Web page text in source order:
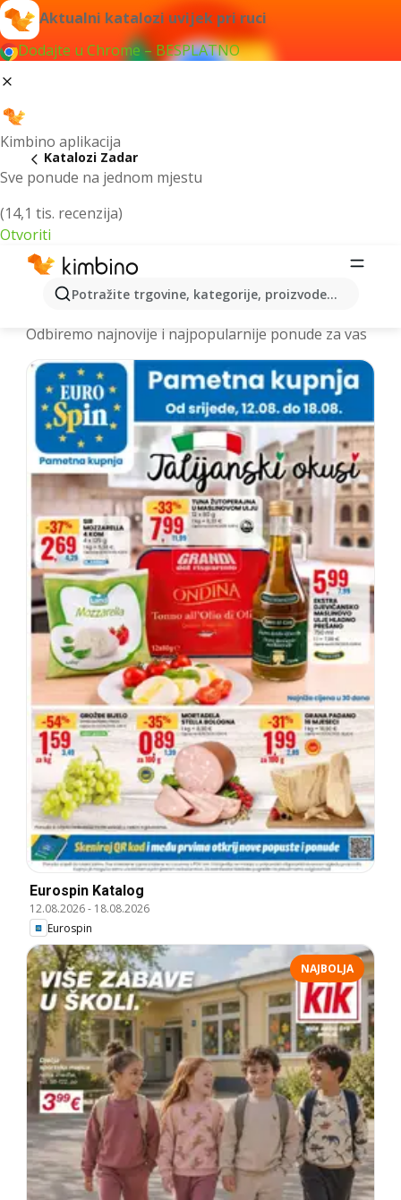
Aktualni katalozi uvijek pri ruci
Dodajte u Chrome – BESPLATNO
Kimbino aplikacija
Sve ponude na jednom mjestu
(14,1 tis. recenzija)
Otvoriti
Potražite trgovine, kategorije, proizvode...
Katalozi Zadar
Najnoviji katalozi Zadar > letci i
Odbiremo najnovije i najpopularnije ponude za vas
Eurospin Katalog
12.08.2026- 18.08.2026
Eurospin
NAJBOLJA